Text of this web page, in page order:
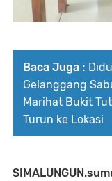
Baca Juga :
Gelanggang
Marihat Bukit
Turun ke Lokasi